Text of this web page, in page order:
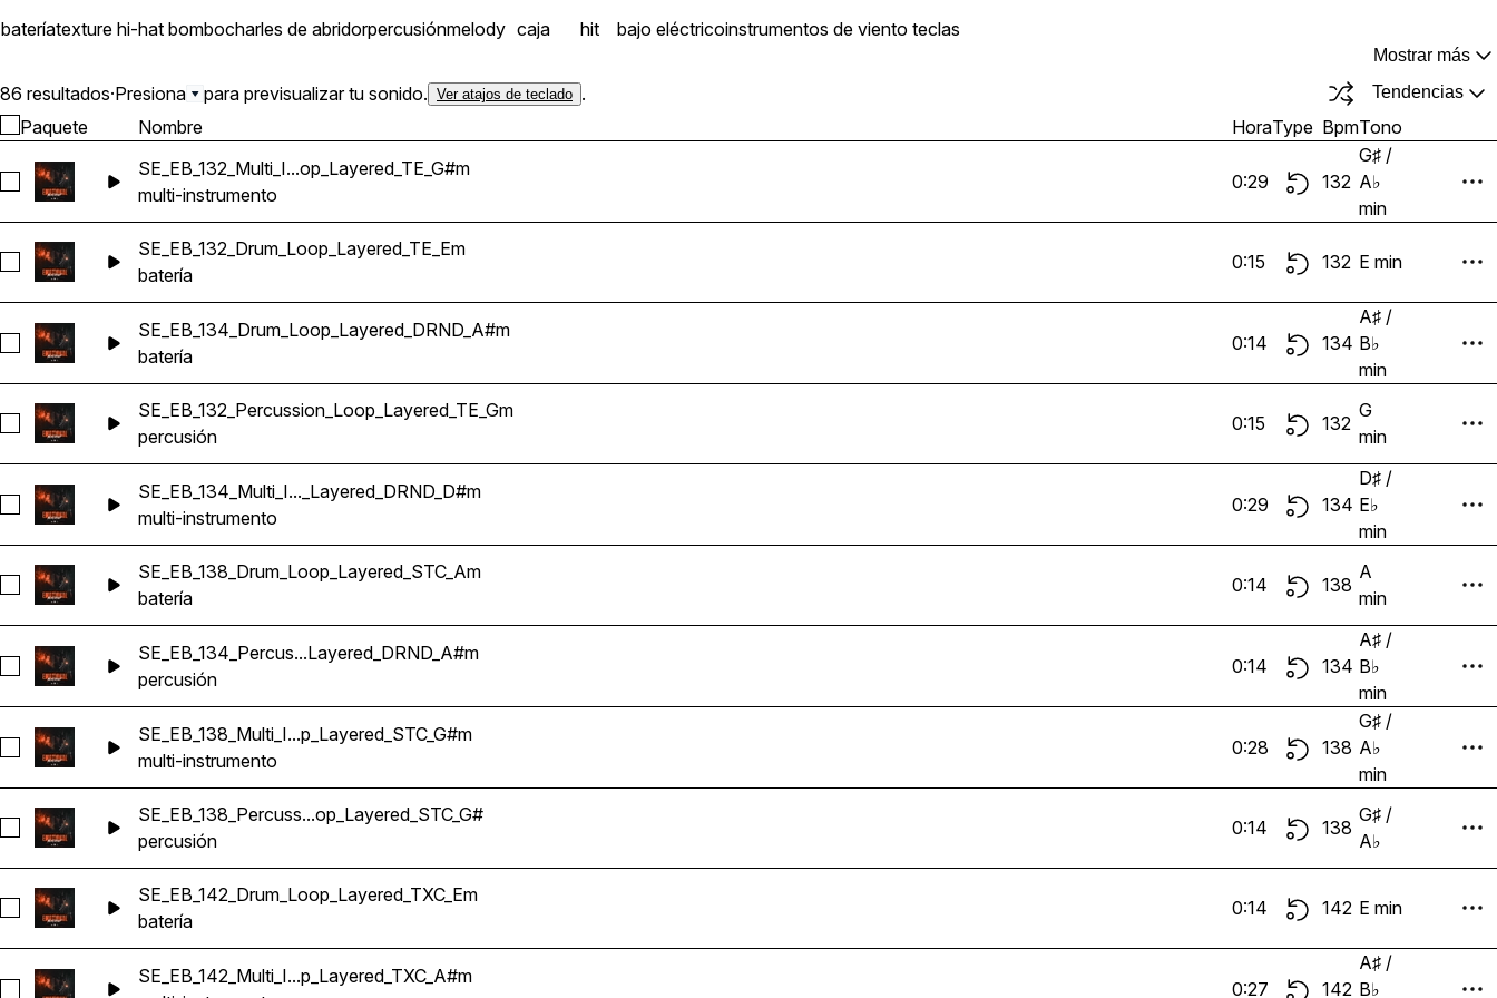
bateríatexture hi-hat bombocharles de abridorpercusiónmelody caja hit bajo eléctricoinstrumentos de viento teclas
Mostrar más
86 resultados·Presiona para previsualizar tu sonido. Ver atajos de teclado . Tendencias
Paquete Nombre HoraType BpmTono
Seleccionar SE_EB_132_Multi_Instrument_Loop_Layered_TE_G#m
SE_EB_132_Multi_I...op_Layered_TE_G#m
multi-instrumento
0:29 132
G♯ /
A♭
min
Seleccionar SE_EB_132_Drum_Loop_Layered_TE_Em
SE_EB_132_Drum_Loop_Layered_TE_Em
batería
0:15 132 E min
Seleccionar SE_EB_134_Drum_Loop_Layered_DRND_A#m
SE_EB_134_Drum_Loop_Layered_DRND_A#m
batería
0:14 134
A♯ /
B♭
min
Seleccionar SE_EB_132_Percussion_Loop_Layered_TE_Gm
SE_EB_132_Percussion_Loop_Layered_TE_Gm
percusión
0:15 132
G
min
Seleccionar SE_EB_134_Multi_Instrument_Loop_Layered_DRND_D#m
SE_EB_134_Multi_I..._Layered_DRND_D#m
multi-instrumento
0:29 134
D♯ /
E♭
min
Seleccionar SE_EB_138_Drum_Loop_Layered_STC_Am
SE_EB_138_Drum_Loop_Layered_STC_Am
batería
0:14 138
A
min
Seleccionar SE_EB_134_Percussion_Loop_Layered_DRND_A#m
SE_EB_134_Percus...Layered_DRND_A#m
percusión
0:14 134
A♯ /
B♭
min
Seleccionar SE_EB_138_Multi_Instrument_Loop_Layered_STC_G#m
SE_EB_138_Multi_I...p_Layered_STC_G#m
multi-instrumento
0:28 138
G♯ /
A♭
min
Seleccionar SE_EB_138_Percussion_Loop_Layered_STC_G#
SE_EB_138_Percuss...op_Layered_STC_G#
percusión
0:14 138
G♯ /
A♭
Seleccionar SE_EB_142_Drum_Loop_Layered_TXC_Em
SE_EB_142_Drum_Loop_Layered_TXC_Em
batería
0:14 142 E min
Seleccionar SE_EB_142_Multi_Instrument_Loop_Layered_TXC_A#m
SE_EB_142_Multi_I...p_Layered_TXC_A#m
0:27 142
A♯ /
B♭